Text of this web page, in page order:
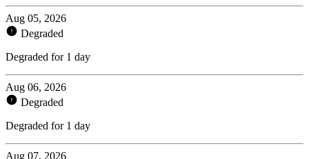
Aug 05, 2026
Degraded
Degraded for 1 day
Aug 06, 2026
Degraded
Degraded for 1 day
Aug 07, 2026